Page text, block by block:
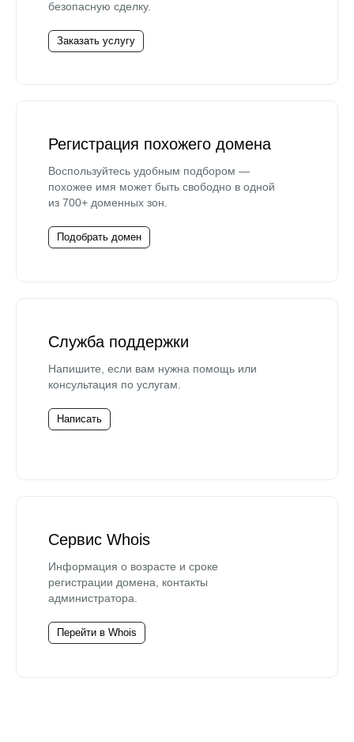
безопасную сделку.
Заказать услугу
Регистрация похожего домена
Воспользуйтесь удобным подбором —
похожее имя может быть свободно в одной
из 700+ доменных зон.
Подобрать домен
Служба поддержки
Напишите, если вам нужна помощь или
консультация по услугам.
Написать
Сервис Whois
Информация о возрасте и сроке
регистрации домена, контакты
администратора.
Перейти в Whois